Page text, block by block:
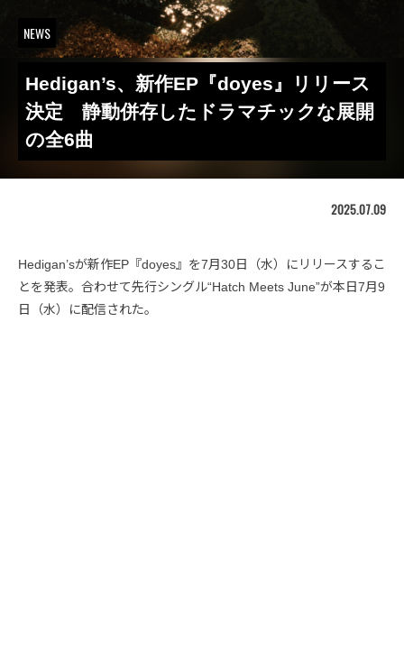
NEWS
Hedigan’s、新作EP『doyes』リリース
決定 静動併存したドラマチックな展開
の全6曲
2025.07.09
Hedigan’sが新作EP『doyes』を7月30日（水）にリリースするこ
とを発表。合わせて先行シングル“Hatch Meets June”が本日7月9
日（水）に配信された。